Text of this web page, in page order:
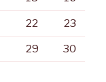
22 23
29 30